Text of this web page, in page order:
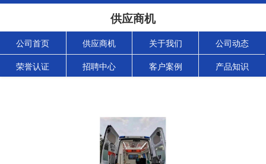
供应商机
公司首页 供应商机 关于我们 公司动态
荣誉认证 招聘中心 客户案例 产品知识